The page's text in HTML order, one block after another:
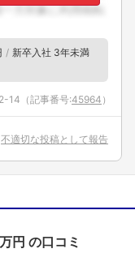
新卒入社 3年未満
14 （記事番号:45964 ）
不適切な投稿として報告
円 の口コミ